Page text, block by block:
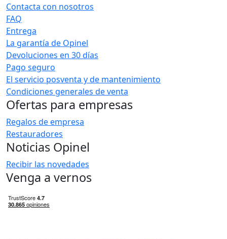
Contacta con nosotros
FAQ
Entrega
La garantía de Opinel
Devoluciones en 30 días
Pago seguro
El servicio posventa y de mantenimiento
Condiciones generales de venta
Ofertas para empresas
Regalos de empresa
Restauradores
Noticias Opinel
Recibir las novedades
Venga a vernos